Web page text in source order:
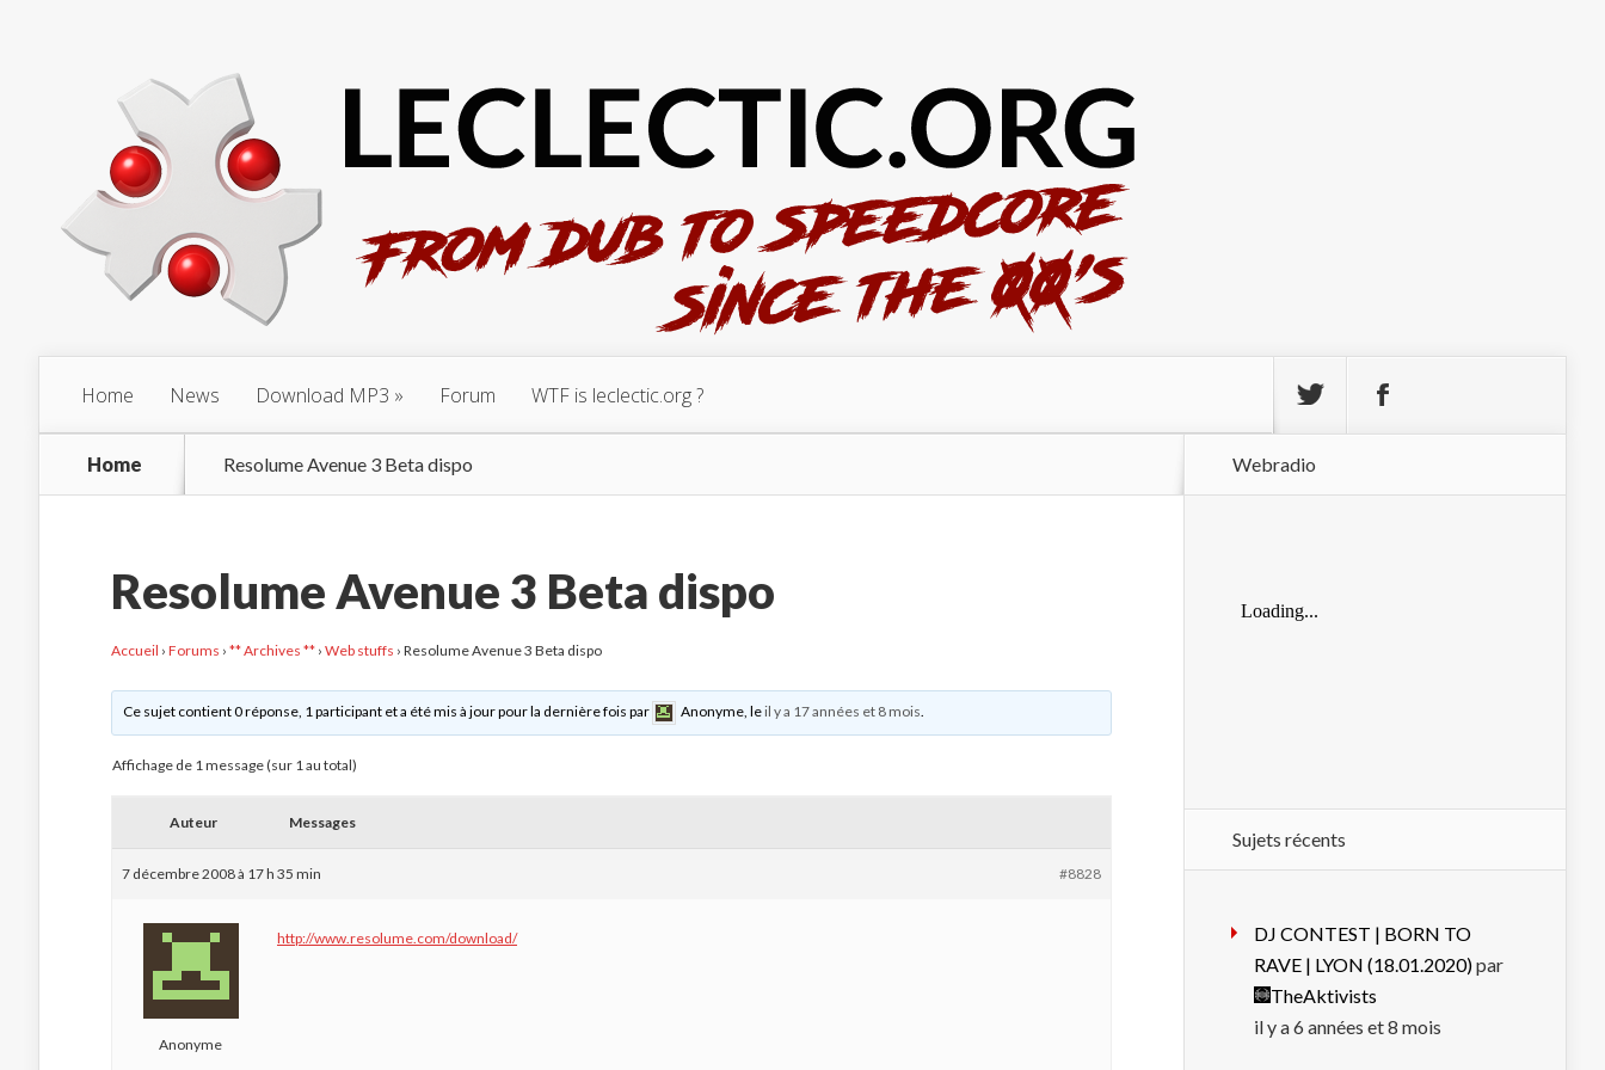
Home News Download MP3 Forum WTF is leclectic.org ?
Home Resolume Avenue 3 Beta dispo
Resolume Avenue 3 Beta dispo
Accueil › Forums › ** Archives ** › Web stuffs › Resolume Avenue 3 Beta dispo
Ce sujet contient 0 réponse, 1 participant et a été mis à jour pour la dernière fois par Anonyme, leil y a 17 années et 8 mois.
Affichage de 1 message (sur 1 au total)
Auteur Messages
7 décembre 2008 à 17 h 35 min #8828
Anonyme
http://www.resolume.com/download/
Webradio
Sujets récents
DJ CONTEST | BORN TO
RAVE | LYON (18.01.2020)par
TheAktivists
il y a 6 années et 8 mois